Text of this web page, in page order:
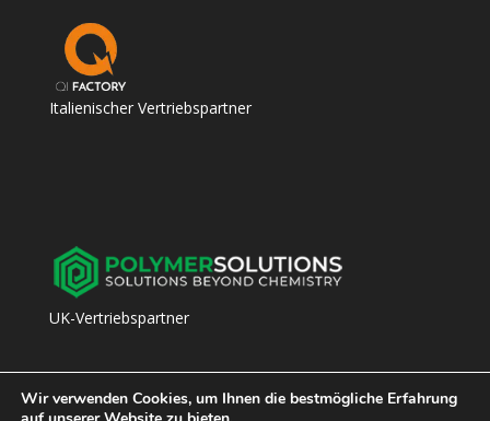
Italienischer Vertriebspartner
UK-Vertriebspartner
Wir verwenden Cookies, um Ihnen die bestmögliche Erfahrung